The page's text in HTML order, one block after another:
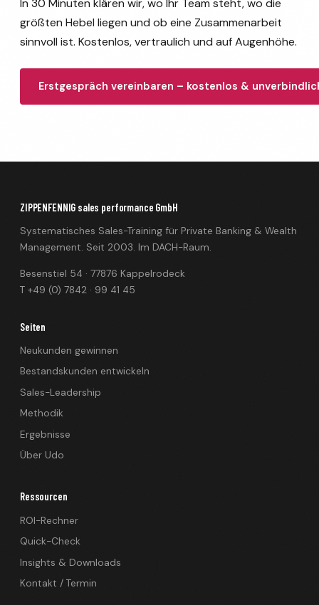
größten Hebel liegen und ob eine Zusammenarbeit
sinnvoll ist. Kostenlos, vertraulich und auf Augenhöhe.
Erstgespräch vereinbaren – kostenlos &
ZIPPENFENNIG sales performance GmbH
Systematisches Sales-Training für Private Banking & Wealth
Management. Seit 2003. Im DACH-Raum.
Besenstiel 54 · 77876 Kappelrodeck
T +49 (0) 7842 · 99 41 45
Seiten
Neukunden gewinnen
Bestandskunden entwickeln
Sales-Leadership
Methodik
Ergebnisse
Über Udo
Ressourcen
ROI-Rechner
Quick-Check
Insights & Downloads
Kontakt / Termin